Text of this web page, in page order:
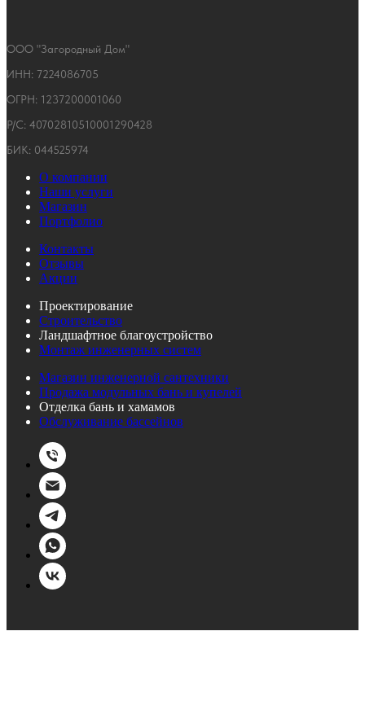
ООО "Загородный Дом"
ИНН: 7224086705
ОГРН: 1237200001060
Р/С: 40702810510001290428
БИК: 044525974
О компании
Наши услуги
Магазин
Портфолио
Контакты
Отзывы
Акции
Проектирование
Строительство
Ландшафтное благоустройство
Монтаж инженерных систем
Магазин инженерной сантехники
Продажа модульных бань и купелей
Отделка бань и хамамов
Обслуживание бассейнов